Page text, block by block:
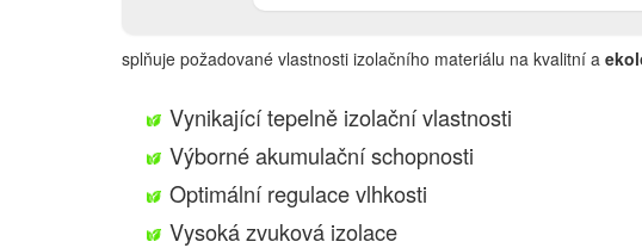
splňuje požadované vlastnosti izolačního materiálu na kvalitní a
Vynikající tepelně izolační vlastnosti
Výborné akumulační schopnosti
Optimální regulace vlhkosti
Vysoká zvuková izolace